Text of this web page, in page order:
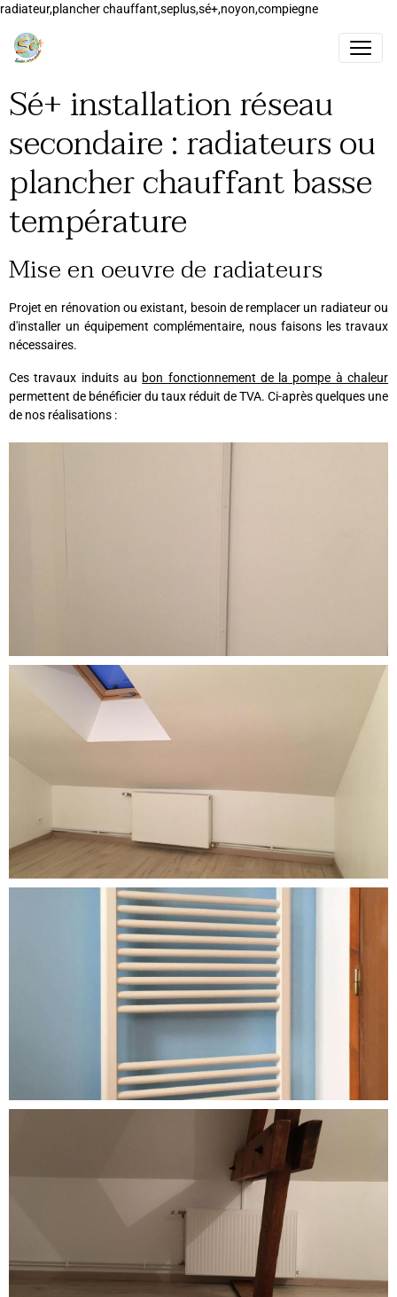
radiateur,plancher chauffant,seplus,sé+,noyon,compiegne
Sé+ installation réseau
secondaire : radiateurs ou
plancher chauffant basse
température
Mise en oeuvre de radiateurs
Projet en rénovation ou existant, besoin de remplacer un radiateur ou
d'installer un équipement complémentaire, nous faisons les travaux
nécessaires.
Ces travaux induits au bon fonctionnement de la pompe à chaleur
permettent de bénéficier du taux réduit de TVA. Ci-après quelques une
de nos réalisations :